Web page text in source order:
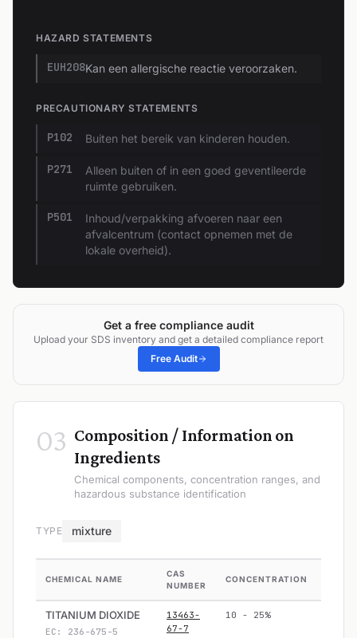
HAZARD STATEMENTS
EUH208Kan een allergische reactie veroorzaken.
PRECAUTIONARY STATEMENTS
P102 Buiten het bereik van kinderen houden.
P271
Alleen buiten of in een goed geventileerde
ruimte gebruiken.
P501
Inhoud/verpakking afvoeren naar een
afvalcentrum (contact opnemen met de
lokale overheid).
Get a free compliance audit
Upload your SDS inventory and get a detailed compliance report
Free Audit
03 Composition / Information on
Ingredients
Chemical components, concentration ranges, and
hazardous substance identification
TYPE mixture
CHEMICAL NAME
CAS
NUMBER
CONCENTRATION
TITANIUM DIOXIDE
EC: 236-675-5
13463-
67-7
10 - 25%